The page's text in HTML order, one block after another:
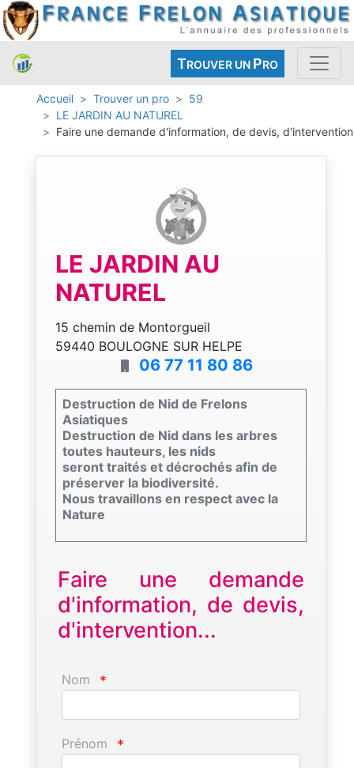
TROUVER UN PRO
Accueil Trouver un pro
59
LE JARDIN AU NATUREL
Faire une demande d'information, de devis, d'intervention
LE JARDIN AU
NATUREL
15 chemin de Montorgueil
59440 BOULOGNE SUR HELPE
06 77 11 80 86
Destruction de Nid de Frelons
Asiatiques
Destruction de Nid dans les arbres
toutes hauteurs, les nids
seront traités et décrochés afin de
préserver la biodiversité.
Nous travaillons en respect avec la
Nature
Faire une demande
d'information, de devis,
d'intervention...
Nom *
Prénom *